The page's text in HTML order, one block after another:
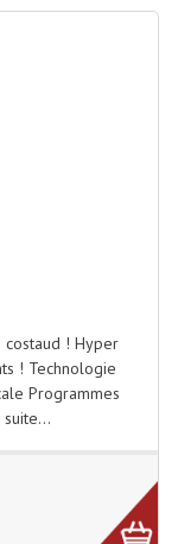
costaud ! Hyper
! Technologie
Programmes